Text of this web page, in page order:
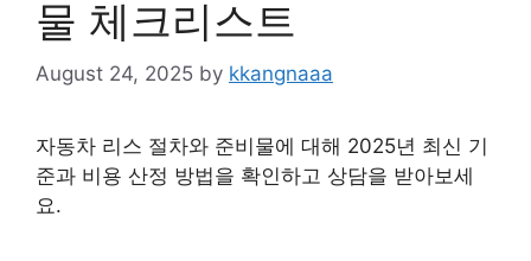
물 체크리스트
August 24, 2025 by kkangnaaa
자동차 리스 절차와 준비물에 대해 2025년 최신 기
준과 비용 산정 방법을 확인하고 상담을 받아보세
요.